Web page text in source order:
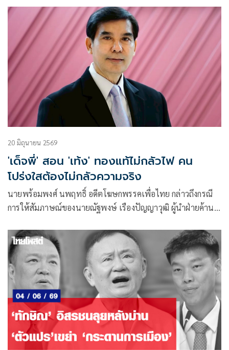
20 มิถุนายน 2569
'เด็จพี่' สอน 'เท้ง' ทองแท้ไม่กลัวไฟ คน
โปร่งใสต้องไม่กลัวความจริง
นายพร้อมพงศ์ นพฤทธิ์ อดีตโฆษกพรรคเพื่อไทย กล่าวถึงกรณี
การให้สัมภาษณ์ของนายณัฐพงษ์ เรืองปัญญาวุฒิ ผู้นำฝ่ายค้าน